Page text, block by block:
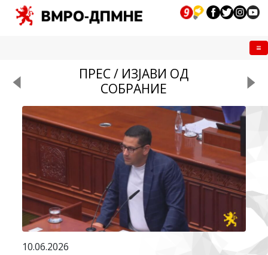
ПРЕС / ИЗЈАВИ ОД
СОБРАНИЕ
10.06.2026